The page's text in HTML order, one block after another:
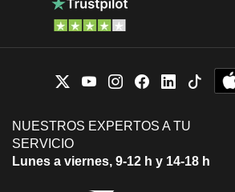
NUESTROS EXPERTOS A TU
SERVICIO
Lunes a viernes, 9-12 h y 14-18 h